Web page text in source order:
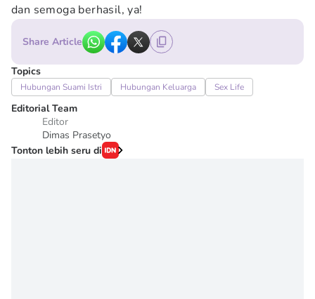
dan semoga berhasil, ya!
Share Article
Topics
Hubungan Suami Istri Hubungan Keluarga Sex Life
Editorial Team
Editor
Dimas Prasetyo
Tonton lebih seru di